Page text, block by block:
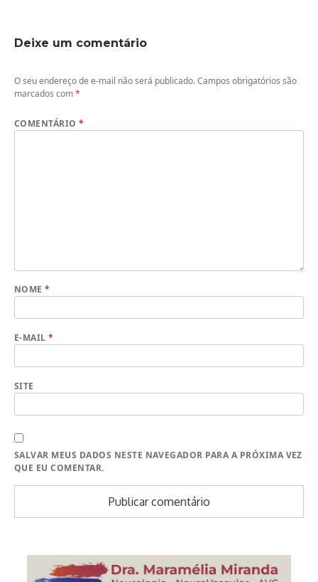
Deixe um comentário
O seu endereço de e-mail não será publicado.Campos obrigatórios são
marcados com*
COMENTÁRIO*
NOME*
E-MAIL*
SITE
SALVAR MEUS DADOS NESTE NAVEGADOR PARA A PRÓXIMA VEZ
QUE EU COMENTAR.